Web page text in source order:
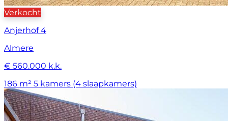
Verkocht
Anjerhof 4
Almere
€ 560.000 k.k.
186 m² 5 kamers (4 slaapkamers)